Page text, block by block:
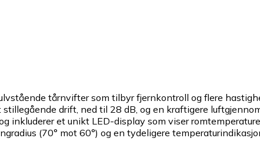
tårnvifter som tilbyr fjernkontroll og flere
drift, ned til 28 dB, og en kraftigere
inkluderer et unikt LED-display som viser
(70° mot 60°) og en tydeligere